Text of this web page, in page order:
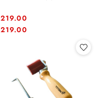
Cena:
219.00
Cena:
219.00